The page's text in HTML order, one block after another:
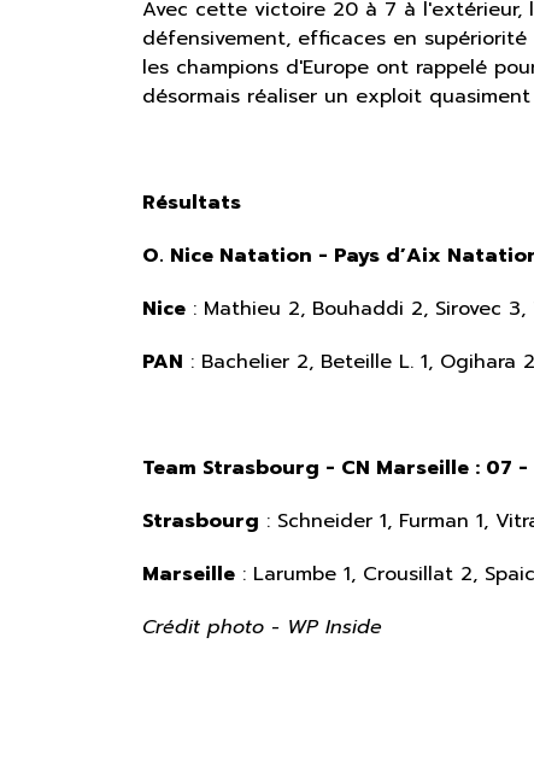
Avec cette victoire 20 à 7 à l'extérieur,
défensivement, efficaces en
les champions d'Europe ont rappelé
désormais réaliser un exploit
Résultats
O. Nice Natation - Pays d’Aix
Nice : Mathieu 2, Bouhaddi 2, Sirovec 3,
PAN : Bachelier 2, Beteille L. 1, Ogihara
Team Strasbourg - CN Marseille : 07
Strasbourg : Schneider 1, Furman 1,
Marseille : Larumbe 1, Crousillat 2,
Crédit photo - WP Inside